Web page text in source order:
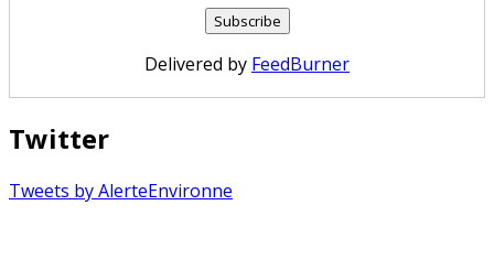
Delivered by FeedBurner
Twitter
Tweets by AlerteEnvironne